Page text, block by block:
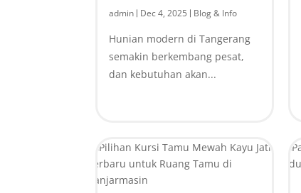
admin | Dec 4, 2025 | Blog & Info
Hunian modern di Tangerang
semakin berkembang pesat,
dan kebutuhan akan...